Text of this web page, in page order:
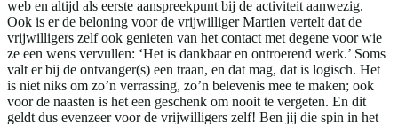
web en altijd als eerste aanspreekpunt bij de activiteit aanwezig.
Ook is er de beloning voor de vrijwilliger Martien vertelt dat de
vrijwilligers zelf ook genieten van het contact met degene voor wie
ze een wens vervullen: ‘Het is dankbaar en ontroerend werk.’ Soms
valt er bij de ontvanger(s) een traan, en dat mag, dat is logisch. Het
is niet niks om zo’n verrassing, zo’n belevenis mee te maken; ook
voor de naasten is het een geschenk om nooit te vergeten. En dit
geldt dus evenzeer voor de vrijwilligers zelf! Ben jij die spin in het